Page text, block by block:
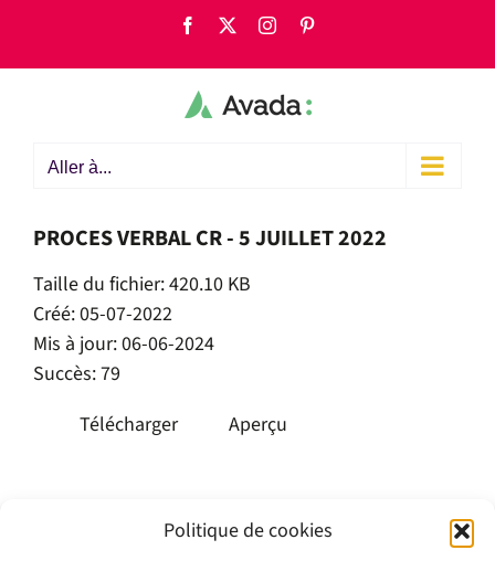
Politique de cookies
contenu
Facebook Instagram
Aller à...
PROCES VERBAL CR - 5 JUILLET 2022
Taille du fichier: 420.10 KB
Créé: 05-07-2022
Mis à jour: 06-06-2024
Succès: 79
Télécharger
Aperçu